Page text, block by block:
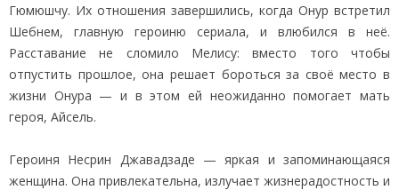
Гюмюшчу. Их отношения завершились, когда Онур встретил
Шебнем, главную героиню сериала, и влюбился в неё.
Расставание не сломило Мелису: вместо того чтобы
отпустить прошлое, она решает бороться за своё место в
жизни Онура — и в этом ей неожиданно помогает мать
героя, Айсель.
Героиня Несрин Джавадзаде — яркая и запоминающаяся
женщина. Она привлекательна, излучает жизнерадостность и